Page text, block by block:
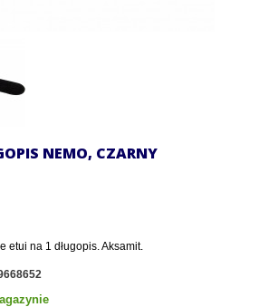
NEMO, CZARNY
etui na 1 długopis. Aksamit.